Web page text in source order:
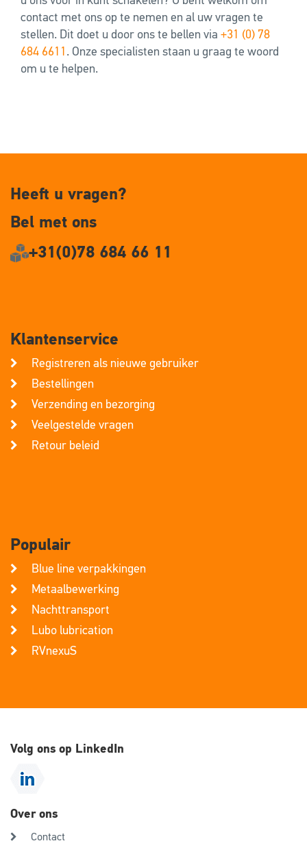
contact met ons op te nemen en al uw vragen te
stellen. Dit doet u door ons te bellen via +31 (0) 78
684 6611 . Onze specialisten staan u graag te woord
om u te helpen.
Heeft u vragen?
Bel met ons
+31(0)78 684 66 11
Klantenservice
Registreren als nieuwe gebruiker
Bestellingen
Verzending en bezorging
Veelgestelde vragen
Retour beleid
Populair
Blue line verpakkingen
Metaalbewerking
Nachttransport
Lubo lubrication
RVnexuS
Volg ons op LinkedIn
Over ons
Contact